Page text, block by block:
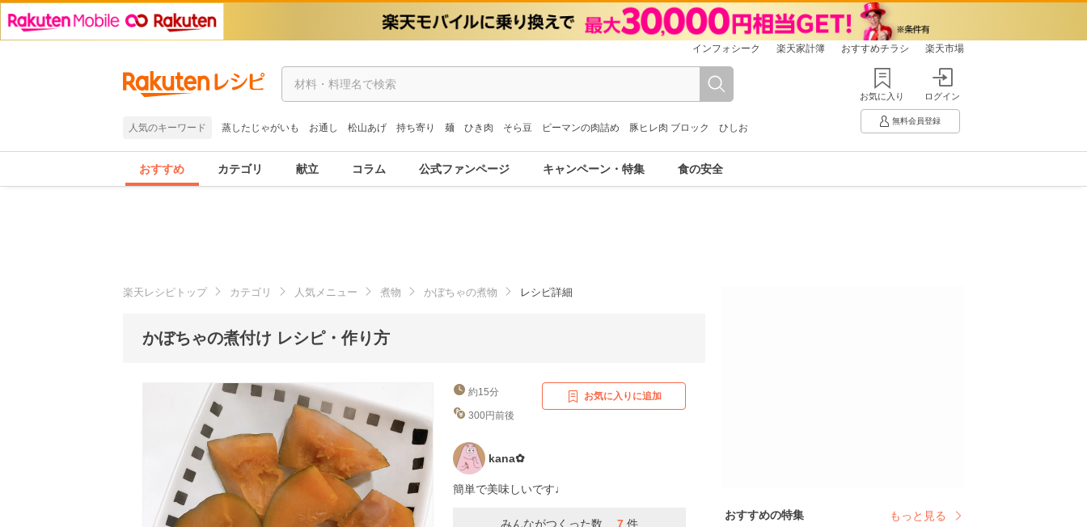
インフォシーク 楽天家計簿 おすすめチラシ 楽天市場
人気のキーワード 蒸したじゃがいも お通し 松山あげ 持ち寄り 麺 ひき肉 そら豆 ピーマンの肉詰め 豚ヒレ肉 ブロック ひしお
お気に入り ログイン
無料会員登録
おすすめ カテゴリ 献立 コラム 公式ファンページ キャンペーン・特集 食の安全
楽天レシピトップ カテゴリ 人気メニュー 煮物 かぼちゃの煮物 レシピ詳細
かぼちゃの煮付け レシピ・作り方
約15分
300円前後
お気に入りに追加
kana✿︎
簡単で美味しいです♩
みんながつくった数 7 件
おすすめの特集 もっと見る